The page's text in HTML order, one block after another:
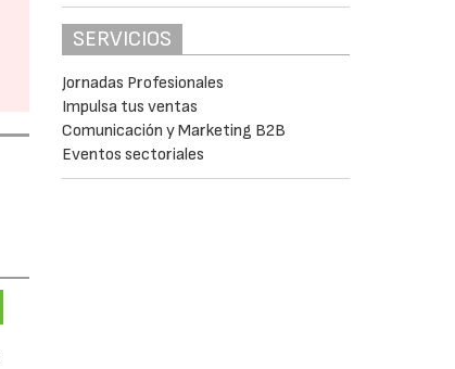
SERVICIOS
Jornadas Profesionales
Impulsa tus ventas
Comunicación y Marketing B2B
Eventos sectoriales